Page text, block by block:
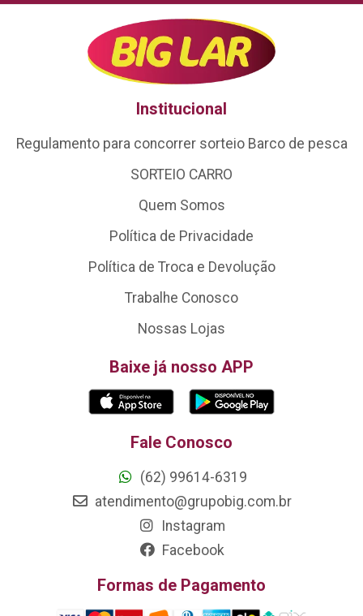
Institucional
Regulamento para concorrer sorteio Barco de pesca
SORTEIO CARRO
Quem Somos
Política de Privacidade
Política de Troca e Devolução
Trabalhe Conosco
Nossas Lojas
Baixe já nosso APP
Fale Conosco
(62) 99614-6319
atendimento@grupobig.com.br
Instagram
Facebook
Formas de Pagamento